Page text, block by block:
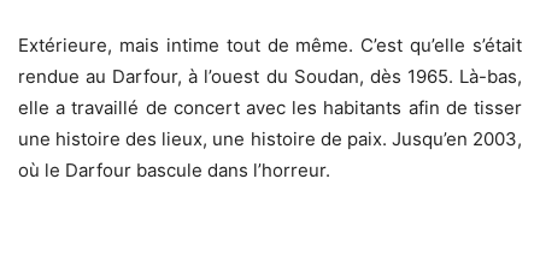
Extérieure, mais intime tout de même. C’est qu’elle s’était
rendue au Darfour, à l’ouest du Soudan, dès 1965. Là-bas,
elle a travaillé de concert avec les habitants afin de tisser
une histoire des lieux, une histoire de paix. Jusqu’en 2003,
où le Darfour bascule dans l’horreur.